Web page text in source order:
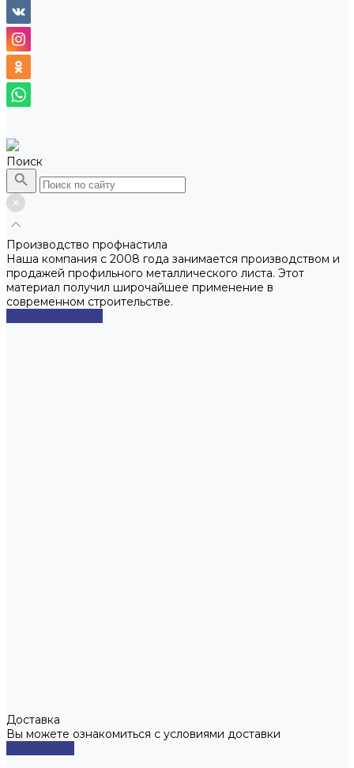
Поиск
Производство профнастила
Наша компания с 2008 года занимается производством и
продажей профильного металлического листа. Этот
материал получил широчайшее применение в
современном строительстве.
Доставка
Вы можете ознакомиться с условиями доставки